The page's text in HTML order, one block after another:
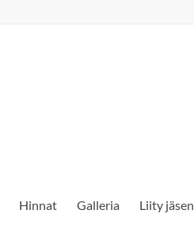
Hinnat Galleria Liity